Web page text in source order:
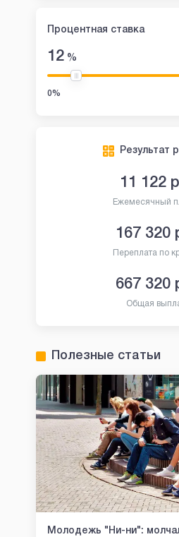
Процентная ставка
12%
0%
Результат
11 122
Ежемесячный
167 320
Переплата по
667 320
Общая
Полезные статьи
Молодежь "Ни-ни":